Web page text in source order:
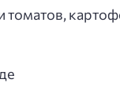
томатов,